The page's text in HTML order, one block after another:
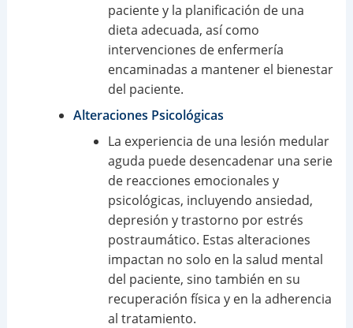
paciente y la planificación de una
dieta adecuada, así como
intervenciones de enfermería
encaminadas a mantener el bienestar
del paciente.
Alteraciones Psicológicas
La experiencia de una lesión medular
aguda puede desencadenar una serie
de reacciones emocionales y
psicológicas, incluyendo ansiedad,
depresión y trastorno por estrés
postraumático. Estas alteraciones
impactan no solo en la salud mental
del paciente, sino también en su
recuperación física y en la adherencia
al tratamiento.